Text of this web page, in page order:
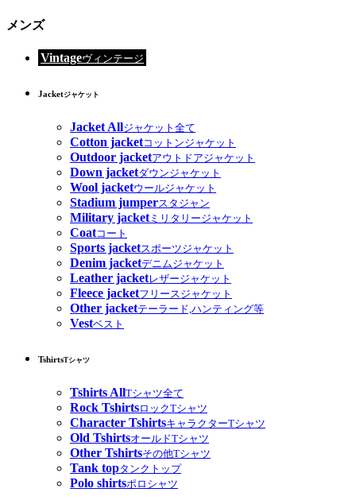
メンズ
Vintageヴィンテージ
Jacketジャケット
Jacket Allジャケット全て
Cotton jacketコットンジャケット
Outdoor jacketアウトドアジャケット
Down jacketダウンジャケット
Wool jacketウールジャケット
Stadium jumperスタジャン
Military jacketミリタリージャケット
Coatコート
Sports jacketスポーツジャケット
Denim jacketデニムジャケット
Leather jacketレザージャケット
Fleece jacketフリースジャケット
Other jacketテーラード,ハンティング等
Vestベスト
TshirtsTシャツ
Tshirts AllTシャツ全て
Rock TshirtsロックTシャツ
Character TshirtsキャラクターTシャツ
Old TshirtsオールドTシャツ
Other Tshirtsその他Tシャツ
Tank topタンクトップ
Polo shirtsポロシャツ